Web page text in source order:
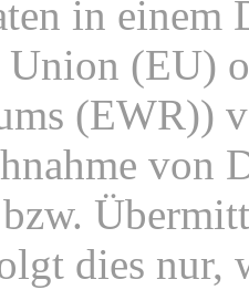
in einem
(EU)
(EWR))
von
dies nur,